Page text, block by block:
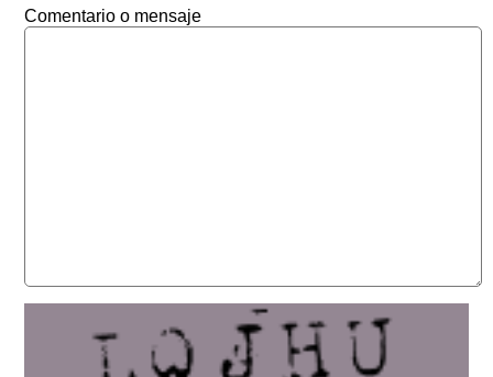
Comentario o mensaje